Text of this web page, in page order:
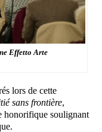
Effetto Arte
lors de cette
sans frontière,
honorifique soulignant